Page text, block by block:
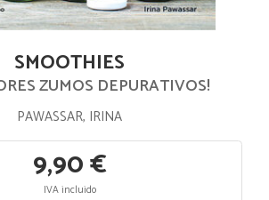
SMOOTHIES
ZUMOS DEPURATIVOS!
PAWASSAR, IRINA
9,90 €
IVA incluido